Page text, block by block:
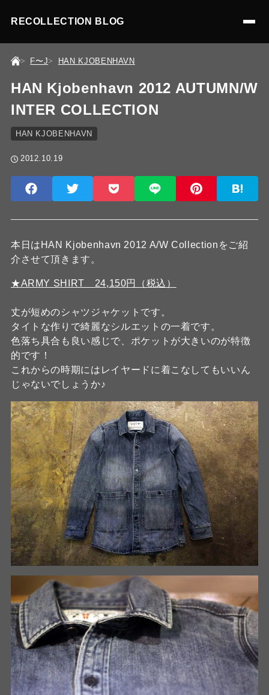
RECOLLECTION BLOG
F〜J HAN KJOBENHAVN
HAN Kjobenhavn 2012 AUTUMN/W
INTER COLLECTION
HAN KJOBENHAVN
2012.10.19
本日はHAN Kjobenhavn 2012 A/W Collectionをご紹
介させて頂きます。
★ARMY SHIRT 24,150円（税込）
丈が短めのシャツジャケットです。
タイトな作りで綺麗なシルエットの一着です。
色落ち具合も良い感じで、ポケットが大きいのが特徴
的です！
これからの時期にはレイヤードに着こなしてもいいん
じゃないでしょうか♪